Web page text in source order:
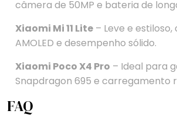
câmera de 50MP e bateria de
Xiaomi Mi 11 Lite – Leve e
AMOLED e desempenho sólido.
Xiaomi Poco X4 Pro – Ideal para
Snapdragon 695 e carregamento
FAQ